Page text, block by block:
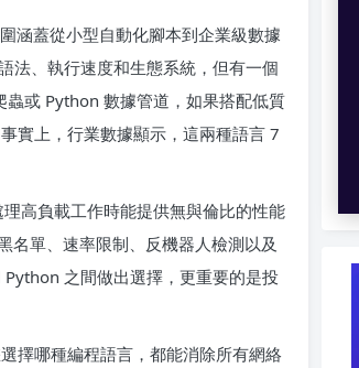
涵蓋從小型自動化腳本到企業級數據
法、執行速度和生態系統，但有一個
或 Python 數據管道，如果搭配低質
實上，行業數據顯示，這兩種語言 7
高負載工作時能提供無與倫比的性能
名單、速率限制、反機器人檢測以及
之間做出選擇，更重要的是投
擇哪種編程語言，都能消除所有網絡